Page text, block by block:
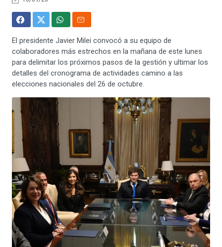
El presidente Javier Milei convocó a su equipo de
colaboradores más estrechos en la mañana de este lunes
para delimitar los próximos pasos de la gestión y ultimar los
detalles del cronograma de actividades camino a las
elecciones nacionales del 26 de octubre.